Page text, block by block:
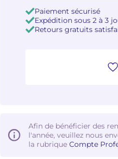
Paiement sécurisé
Expédition sous 2 à 3
Retours gratuits
Afin de bénéficier des
l'année, veuillez nous
la rubrique Compte